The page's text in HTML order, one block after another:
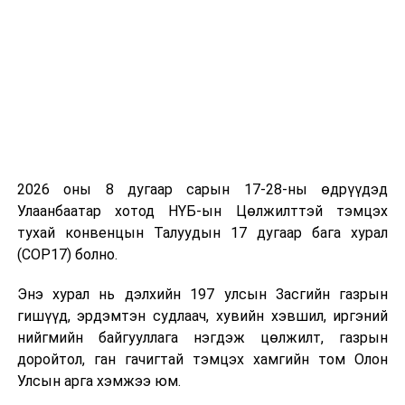
2026 оны 8 дугаар сарын 17-28-ны өдрүүдэд
Улаанбаатар хотод НҮБ-ын Цөлжилттэй тэмцэх
тухай конвенцын Талуудын 17 дугаар бага хурал
(COP17) болно.
Энэ хурал нь дэлхийн 197 улсын Засгийн газрын
гишүүд, эрдэмтэн судлаач, хувийн хэвшил, иргэний
нийгмийн байгууллага нэгдэж цөлжилт, газрын
доройтол, ган гачигтай тэмцэх хамгийн том Олон
Улсын арга хэмжээ юм.